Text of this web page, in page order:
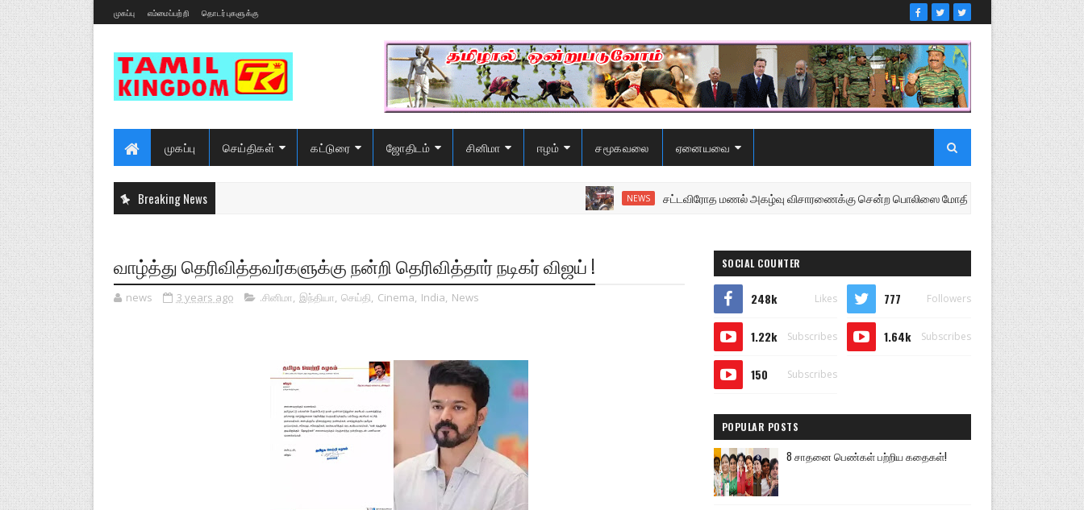
முகப்பு எம்மைப்பற்றி தொடர்புகளுக்கு
முகப்பு செய்திகள் கட்டுரை ஜோதிடம் சினிமா ஈழம் சமூகவலை ஏனையவை
Breaking News NEWS சட்டவிரோத மணல் அகழ்வு விசாரணைக்கு சென்ற பொலிஸை மோதிய உழவு இயந்திரம்
வாழ்த்து தெரிவித்தவர்களுக்கு நன்றி தெரிவித்தார் நடிகர் விஜய் !
news 3 years ago .சினிமா, இந்தியா, செய்தி, Cinema, India, News
SOCIAL COUNTER
248k Likes 777 Followers
1.22k Subscribes 1.64k Subscribes
150 Subscribes
POPULAR POSTS
8 சாதனை பெண்கள் பற்றிய கதைகள்!